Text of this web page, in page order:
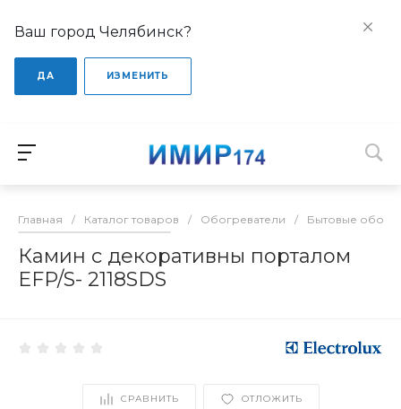
Ваш город Челябинск?
ДА ИЗМЕНИТЬ
Главная / Каталог товаров / Обогреватели / Бытовые
Камин с декоративны порталом
EFP/S- 2118SDS
СРАВНИТЬ ОТЛОЖИТЬ